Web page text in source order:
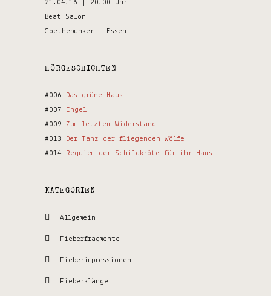
21.04.16 | 20.00 Uhr
Beat Salon
Goethebunker | Essen
HÖRGESCHICHTEN
#006
Das grüne Haus
#007
Engel
#009 Zum letzten Widerstand
#013
Der Tanz der fliegenden Wölfe
#014
Requiem der Schildkröte für ihr Haus
KATEGORIEN
Allgemein
Fieberfragmente
Fieberimpressionen
Fieberklänge